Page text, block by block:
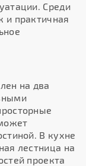
Среди
и практичная
на два
В кухне
лестница на
проекта